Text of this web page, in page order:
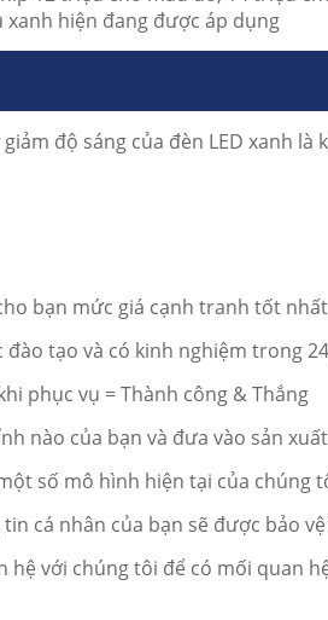
xanh hiện đang được áp dụng
độ sáng của đèn LED xanh là
bạn mức giá cạnh tranh tốt
tạo và có kinh nghiệm trong
phục vụ = Thành công & Thắng
nào của bạn và đưa vào sản xuất
số mô hình hiện tại của chúng
cá nhân của bạn sẽ được bảo
với chúng tôi để có mối quan